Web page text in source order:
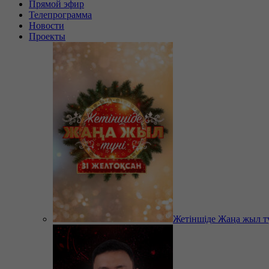
Прямой эфир
Телепрограмма
Новости
Проекты
Жетіншіде Жаңа жыл